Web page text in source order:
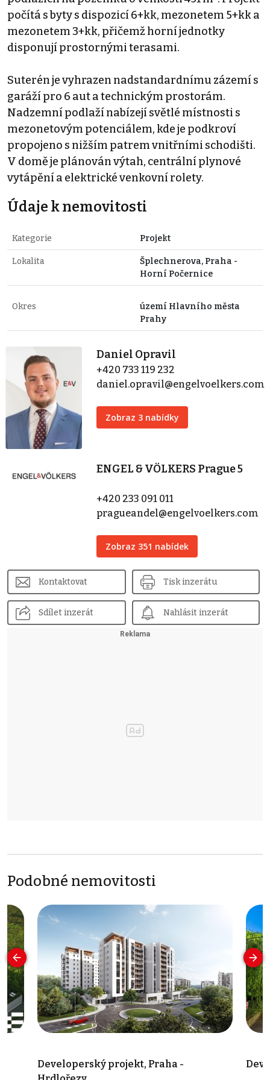
počítá s byty s dispozicí 6+kk, mezonetem 5+kk a
mezonetem 3+kk, přičemž horní jednotky
disponují prostornými terasami.
Suterén je vyhrazen nadstandardnímu zázemí s
garáží pro 6 aut a technickým prostorám.
Nadzemní podlaží nabízejí světlé místnosti s
mezonetovým potenciálem, kde je podkroví
propojeno s nižším patrem vnitřními schodišti.
V domě je plánován výtah, centrální plynové
vytápění a elektrické venkovní rolety.
Údaje k nemovitosti
Kategorie Projekt
Lokalita
Šplechnerova, Praha -
Horní Počernice
Okres
území Hlavního města
Prahy
Daniel Opravil
+420 733 119 232
daniel.opravil@engelvoelkers.com
Zobraz 3 nabídky
ENGEL & VÖLKERS Prague 5
+420 233 091 011
pragueandel@engelvoelkers.com
Zobraz 351 nabídek
Kontaktovat Tisk inzerátu
Sdílet inzerát Nahlásit inzerát
Podobné nemovitosti
Developerský projekt, Praha -